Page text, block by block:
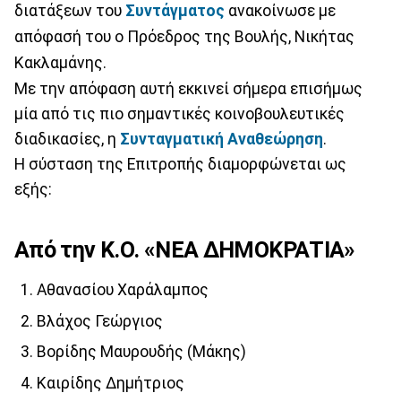
διατάξεων του Συντάγματος ανακοίνωσε με
απόφασή του ο Πρόεδρος της Βουλής, Νικήτας
Κακλαμάνης.
Με την απόφαση αυτή εκκινεί σήμερα επισήμως
μία από τις πιο σημαντικές κοινοβουλευτικές
διαδικασίες, η Συνταγματική Αναθεώρηση.
Η σύσταση της Επιτροπής διαμορφώνεται ως
εξής:
Από την Κ.Ο. «ΝΕΑ ΔΗΜΟΚΡΑΤΙΑ»
Αθανασίου Χαράλαμπος
Βλάχος Γεώργιος
Βορίδης Μαυρουδής (Μάκης)
Καιρίδης Δημήτριος